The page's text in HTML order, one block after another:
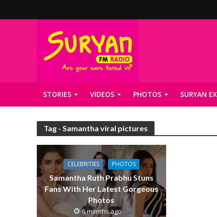
STORIES VIDEOS PHOTOS SURYAN
Tag - Samantha viral pictures
CELEBRITIES PHOTOS
Samantha Ruth Prabhu Stuns
Fans With Her Latest Gorgeous
Photos
6 months ago